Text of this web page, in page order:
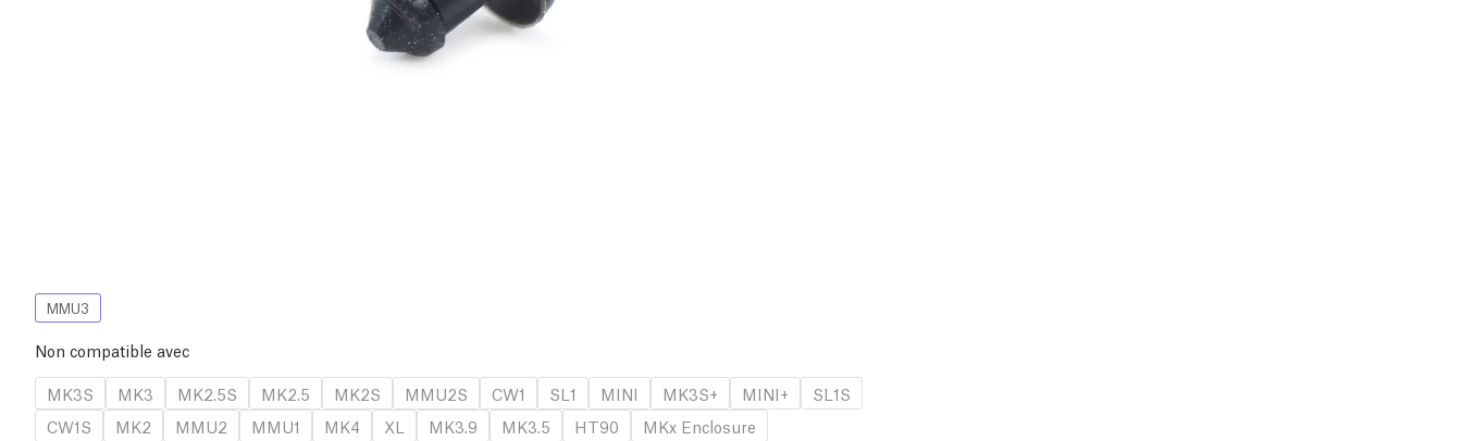
MMU3
Non compatible avec
MK3S
MK3 MK2.5S MK2.5 MK2S MMU2S CW1 SL1 MINI MK3S+ MINI+
SL1S
CW1S
MK2 MMU2 MMU1 MK4 XL MK3.9 MK3.5 HT90
MKx Enclosure